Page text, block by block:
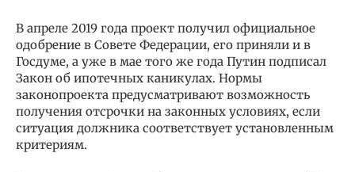
В апреле 2019 года проект получил официальное
одобрение в Совете Федерации, его приняли и в
Госдуме, а уже в мае того же года Путин подписал
Закон об ипотечных каникулах. Нормы
законопроекта предусматривают возможность
получения отсрочки на законных условиях, если
ситуация должника соответствует установленным
критериям.